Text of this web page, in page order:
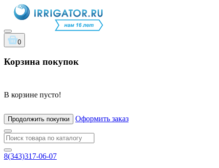
0
Корзина покупок
В корзине пусто!
Продолжить покупки Оформить заказ
8(343)317-06-07